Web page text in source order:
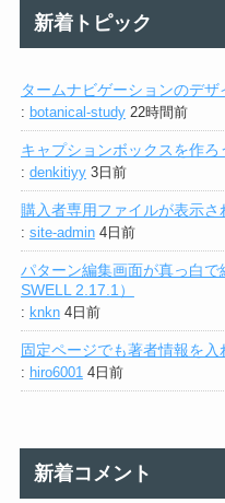
新着トピック
タームナビゲーションのデ
: botanical-study 22時間前
キャプションボックスを作
: denkitiyy 3日前
購入者専用ファイルが表示さ
: site-admin 4日前
パターン編集画面が真っ白
SWELL 2.17.1）
: knkn 4日前
固定ページでも著者情報を入
: hiro6001 4日前
新着コメント